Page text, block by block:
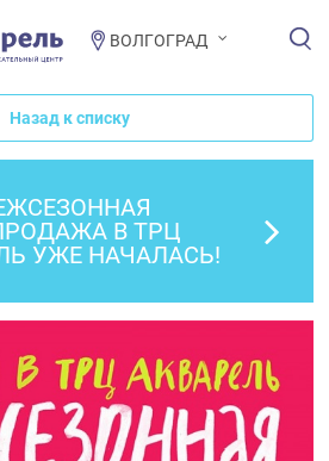
ВОЛГОГРАД
Назад к списку
В ТРЦ
УЖЕ НАЧАЛАСЬ!